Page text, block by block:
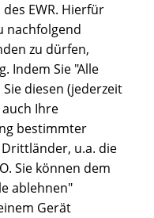
EWR. Hierfür
nachfolgend
zu dürfen,
Indem Sie "Alle
diesen (jederzeit
Ihre
bestimmter
u.a. die
Sie können dem
ablehnen"
Gerät